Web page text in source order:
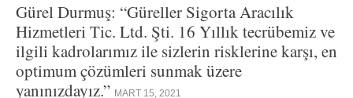
Gürel Durmuş: “Güreller Sigorta Aracılık
Hizmetleri Tic. Ltd. Şti. 16 Yıllık tecrübemiz ve
ilgili kadrolarımız ile sizlerin risklerine karşı, en
optimum çözümleri sunmak üzere
yanınızdayız.” MART 15, 2021